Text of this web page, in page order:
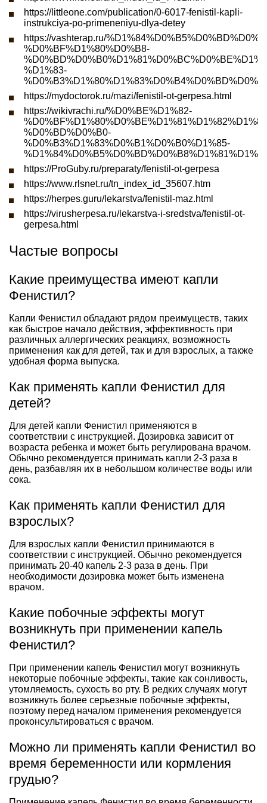
https://littleone.com/publication/0-6017-fenistil-kapli-
instrukciya-po-primeneniyu-dlya-detey
https://vashterap.ru/
%D0%BF%D1%80%D0%B8-
%D1%83-
https://mydoctorok.ru/mazi/fenistil-ot-gerpesa.html
https://wikivrachi.ru/%D0%BE%D1%82-
%D0%BD%D0%B0-
%D0%B3%D1%83%D0%B1%D0%B0%D1%85-
https://ProGuby.ru/preparaty/fenistil-ot-gerpesa
https://www.rlsnet.ru/tn_index_id_35607.htm
https://herpes.guru/lekarstva/fenistil-maz.html
https://virusherpesa.ru/lekarstva-i-sredstva/fenistil-ot-
gerpesa.html
Частые вопросы
Какие преимущества имеют капли
Фенистил?
Капли Фенистил обладают рядом преимуществ, таких
как быстрое начало действия, эффективность при
различных аллергических реакциях, возможность
применения как для детей, так и для взрослых, а также
удобная форма выпуска.
Как применять капли Фенистил для
детей?
Для детей капли Фенистил применяются в
соответствии с инструкцией. Дозировка зависит от
возраста ребенка и может быть регулирована врачом.
Обычно рекомендуется принимать капли 2-3 раза в
день, разбавляя их в небольшом количестве воды или
сока.
Как применять капли Фенистил для
взрослых?
Для взрослых капли Фенистил принимаются в
соответствии с инструкцией. Обычно рекомендуется
принимать 20-40 капель 2-3 раза в день. При
необходимости дозировка может быть изменена
врачом.
Какие побочные эффекты могут
возникнуть при применении капель
Фенистил?
При применении капель Фенистил могут возникнуть
некоторые побочные эффекты, такие как сонливость,
утомляемость, сухость во рту. В редких случаях могут
возникнуть более серьезные побочные эффекты,
поэтому перед началом применения рекомендуется
проконсультироваться с врачом.
Можно ли применять капли Фенистил во
время беременности или кормления
грудью?